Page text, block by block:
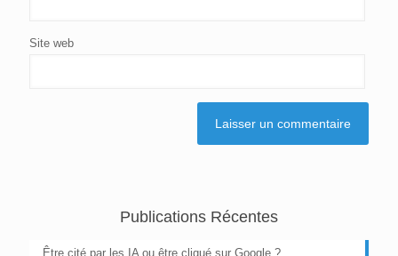
Site web
Publications Récentes
Être cité par les IA ou être cliqué sur Google ?